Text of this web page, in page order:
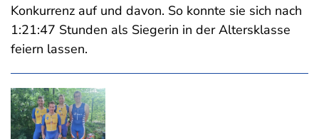
Konkurrenz auf und davon. So konnte sie sich nach
1:21:47 Stunden als Siegerin in der Altersklasse
feiern lassen.